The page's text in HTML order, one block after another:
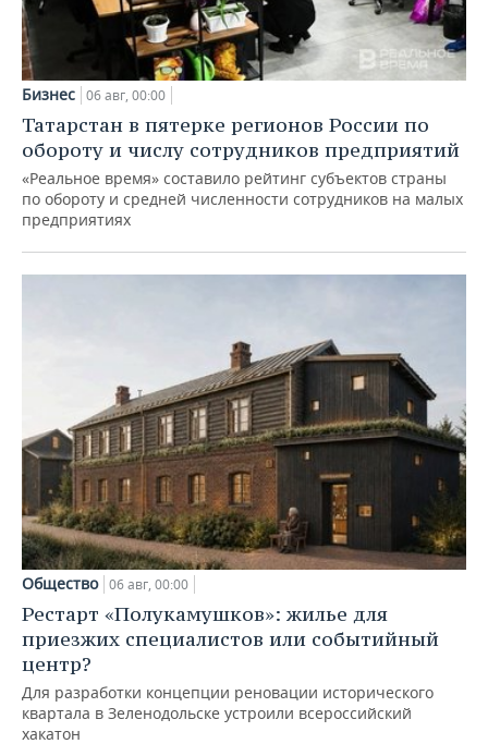
Бизнес 06 авг, 00:00
Татарстан в пятерке регионов России по
обороту и числу сотрудников предприятий
«Реальное время» составило рейтинг субъектов страны
по обороту и средней численности сотрудников на малых
предприятиях
Общество 06 авг, 00:00
Рестарт «Полукамушков»: жилье для
приезжих специалистов или событийный
центр?
Для разработки концепции реновации исторического
квартала в Зеленодольске устроили всероссийский
хакатон